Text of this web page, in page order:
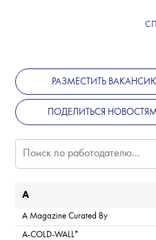
РАЗМЕСТИТЬ
ПОДЕЛИТЬСЯ
A
A Magazine Curated By
A-COLD-WALL*